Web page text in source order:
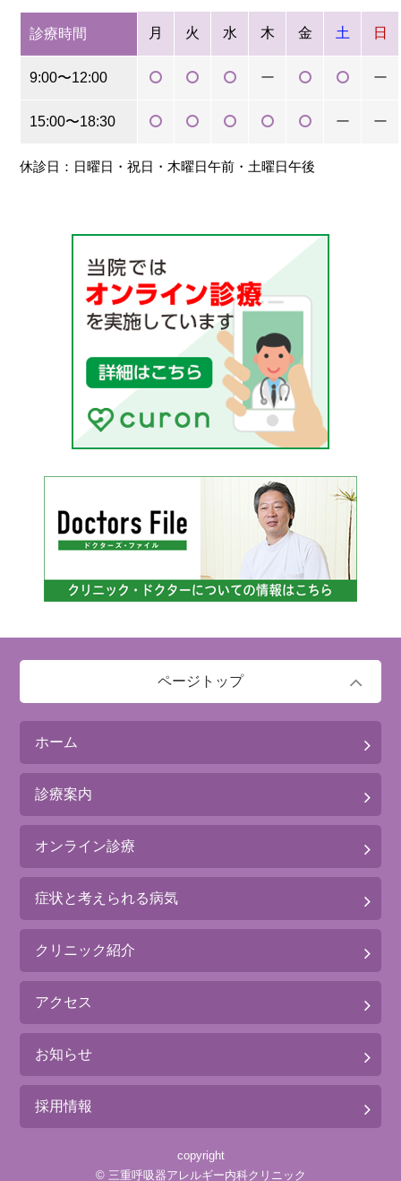
診療時間 月 火 水 木 金 土 日
9:00〜12:00 ー ー
15:00〜18:30 ー ー
休診日：日曜日・祝日・木曜日午前・土曜日午後
ページトップ
ホーム
診療案内
オンライン診療
症状と考えられる病気
クリニック紹介
アクセス
お知らせ
採用情報
copyright
© 三重呼吸器アレルギー内科クリニック